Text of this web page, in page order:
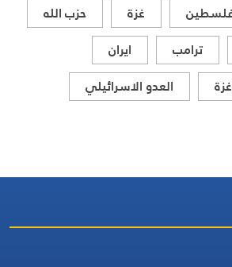
غزة
حزب الله
ترامب
ايران
العدو الاسرائيلي